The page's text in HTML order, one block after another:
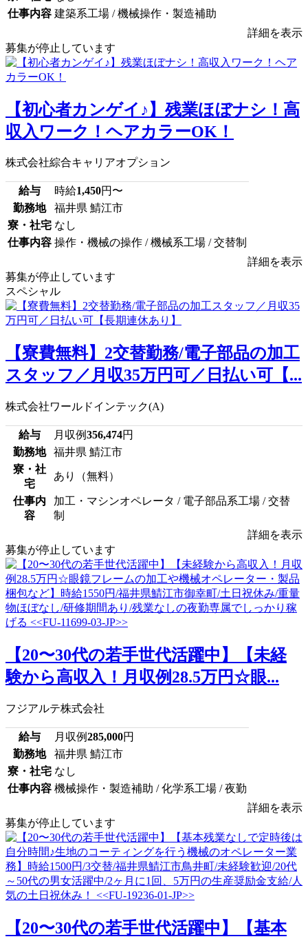
仕事内容 建築系工場 / 機械操作・製造補助
詳細を表示
募集が停止しています
【初心者カンゲイ♪】残業ほぼナシ！高
収入ワーク！ヘアカラーOK！
株式会社綜合キャリアオプション
給与 時給1,450円〜
勤務地
福井県 鯖江市
寮・社宅 なし
仕事内容 操作・機械の操作 / 機械系工場 / 交替制
詳細を表示
募集が停止しています
スペシャル
【寮費無料】2交替勤務/電子部品の加工
スタッフ／月収35万円可／日払い可【...
株式会社ワールドインテック(A)
給与 月収例356,474円
勤務地
福井県 鯖江市
寮・社
宅
あり（無料）
仕事内
容
加工・マシンオペレータ / 電子部品系工場 / 交替
制
詳細を表示
募集が停止しています
【20〜30代の若手世代活躍中】【未経
験から高収入！月収例28.5万円☆眼...
フジアルテ株式会社
給与 月収例285,000円
勤務地
福井県 鯖江市
寮・社宅 なし
仕事内容 機械操作・製造補助 / 化学系工場 / 夜勤
詳細を表示
募集が停止しています
【20〜30代の若手世代活躍中】【基本